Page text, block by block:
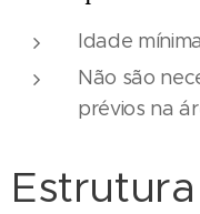
Idade
Não são
prévios na